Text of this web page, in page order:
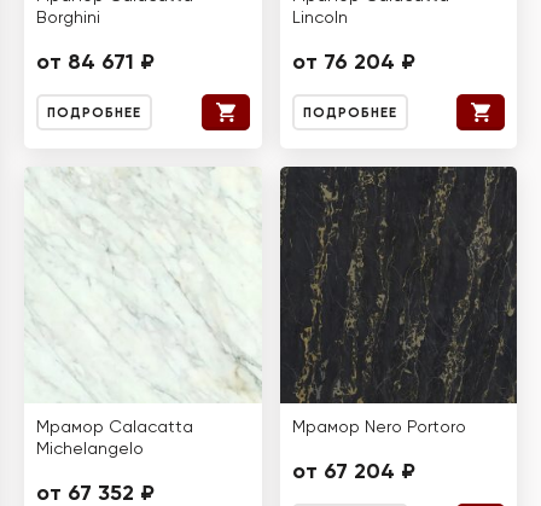
Borghini
от 84 671 ₽
ПОДРОБНЕЕ
Lincoln
от 76 204 ₽
ПОДРОБНЕЕ
Мрамор Calacatta
Michelangelo
от 67 352 ₽
Мрамор Nero Portoro
от 67 204 ₽